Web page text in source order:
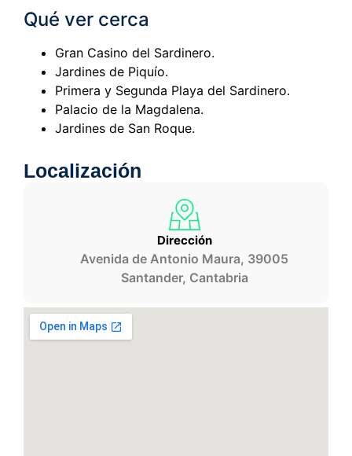
Qué ver cerca
Gran Casino del Sardinero.
Jardines de Piquío.
Primera y Segunda Playa del Sardinero.
Palacio de la Magdalena.
Jardines de San Roque.
Localización
Dirección
Avenida de Antonio Maura, 39005
Santander, Cantabria